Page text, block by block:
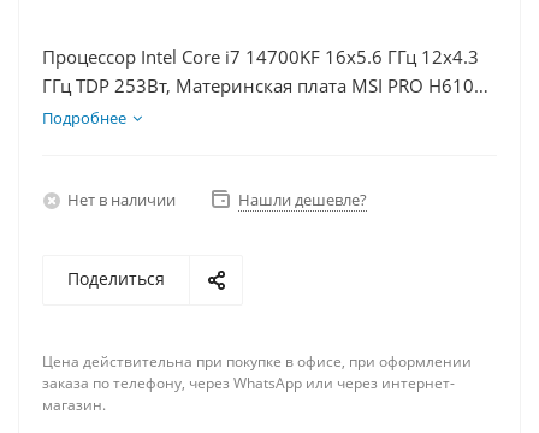
Процессор Intel Core i7 14700KF 16x5.6 ГГц 12x4.3
ГГц TDP 253Вт, Материнская плата MSI PRO H610M-
E, Видеокарта RTX 3050 6Гб, Память DDR4 32Gb,
Подробнее
Нет в наличии Нашли дешевле?
Поделиться
Цена действительна при покупке в офисе, при оформлении
заказа по телефону, через WhatsApp или через интернет-
магазин.